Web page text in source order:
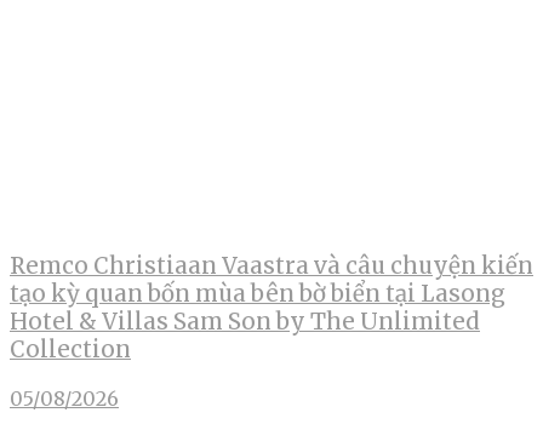
Remco Christiaan Vaastra và câu chuyện kiến
tạo kỳ quan bốn mùa bên bờ biển tại Lasong
Hotel & Villas Sam Son by The Unlimited
Collection
05/08/2026